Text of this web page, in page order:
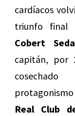
cardíacos
triunfo final
Cobert
capitán, por
Real Club